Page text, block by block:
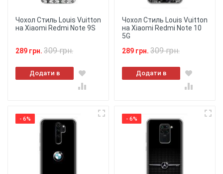
Чохол Стиль Louis Vuitton
на Xiaomi Redmi Note 9S
289 грн. 309 грн.
Додати в
кошик
Чохол Стиль Louis Vuitton
на Xiaomi Redmi Note 10
5G
289 грн. 309 грн.
Додати в
кошик
- 6% - 6%